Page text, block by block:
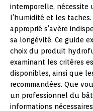
intemporelle, nécessite
l’humidité et les
approprié s’avère
sa longévité. Ce guide
choix du produit
examinant les critères
disponibles, ainsi que
recommandées. Que
un professionnel du
informations